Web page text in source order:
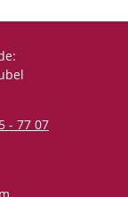
- 77 07